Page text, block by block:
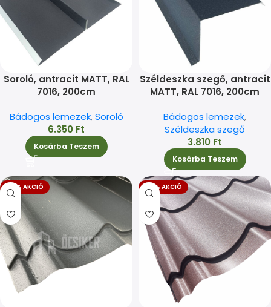
Soroló, antracit MATT, RAL
7016, 200cm
Bádogos lemezek,Soroló
6.350 Ft
Kosárba Teszem
Széldeszka szegő, antracit
MATT, RAL 7016, 200cm
Bádogos lemezek,
Széldeszka szegő
3.810 Ft
Kosárba Teszem
-17% AKCIÓ -17% AKCIÓ